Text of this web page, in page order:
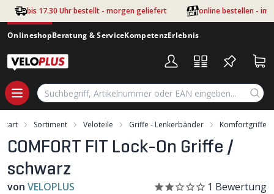
Zum Hauptinhalt springen
bis 17.30 Uhr bestellt - morgen geliefert online bestellen - im
OnlineshopBeratung & ServiceKompetenzErlebnis
Start Sortiment Veloteile Griffe - Lenkerbänder Komfortgriffe
COMFORT FIT Lock-On Griffe /
schwarz
von VELOPLUS 1 Bewertung